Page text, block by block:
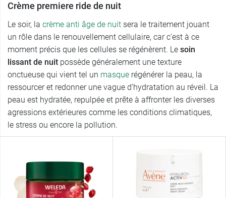
Crème premiere ride de nuit
Le soir, la crème anti âge de nuit sera le traitement jouant
un rôle dans le renouvellement cellulaire, car c’est à ce
moment précis que les cellules se régénèrent. Le soin
lissant de nuit possède généralement une texture
onctueuse qui vient tel un masque régénérer la peau, la
ressourcer et redonner une vague d’hydratation au réveil. La
peau est hydratée, repulpée et prête à affronter les diverses
agressions extérieures comme les conditions climatiques,
le stress ou encore la pollution.